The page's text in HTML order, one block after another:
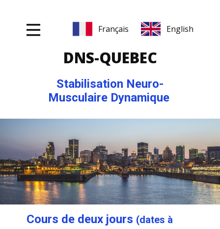
DNS-QUEBEC
Stabilisation Neuro-
Musculaire Dynamique
Cours de deux jours (dates à